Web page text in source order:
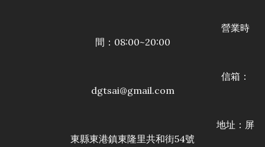
營業時
間：08:00~20:00
信箱：
dgtsai@gmail.com
地址：屏
東縣東港鎮東隆里共和街54號